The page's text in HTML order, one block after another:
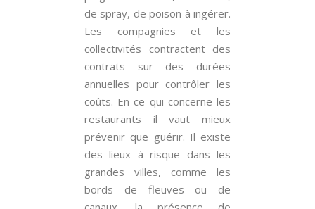
de spray, de poison à ingérer.
Les compagnies et les
collectivités contractent des
contrats sur des durées
annuelles pour contrôler les
coûts. En ce qui concerne les
restaurants il vaut mieux
prévenir que guérir. Il existe
des lieux à risque dans les
grandes villes, comme les
bords de fleuves ou de